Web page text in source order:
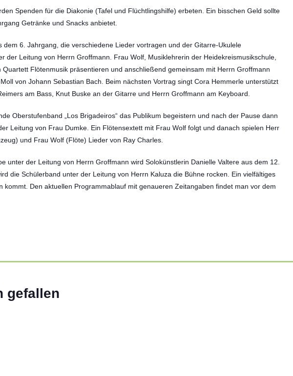
Spenden für die Diakonie (Tafel und Flüchtlingshilfe) erbeten. Ein bisschen Geld sollte
Getränke und Snacks anbietet.
dem 6. Jahrgang, die verschiedene Lieder vortragen und der Gitarre-Ukulele
der Leitung von Herrn Groffmann. Frau Wolf, Musiklehrerin der Heidekreismusikschule,
Flötenmusik präsentieren und anschließend gemeinsam mit Herrn Groffmann
von Johann Sebastian Bach. Beim nächsten Vortrag singt Cora Hemmerle unterstützt
am Bass, Knut Buske an der Gitarre und Herrn Groffmann am Keyboard.
Oberstufenband „Los Brigadeiros“ das Publikum begeistern und nach der Pause dann
Leitung von Frau Dumke. Ein Flötensextett mit Frau Wolf folgt und danach spielen Herr
und Frau Wolf (Flöte) Lieder von Ray Charles.
unter der Leitung von Herrn Groffmann wird Solokünstlerin Danielle Valtere aus dem 12.
die Schülerband unter der Leitung von Herrn Kaluza die Bühne rocken. Ein vielfältiges
kommt. Den aktuellen Programmablauf mit genaueren Zeitangaben findet man vor dem
gefallen